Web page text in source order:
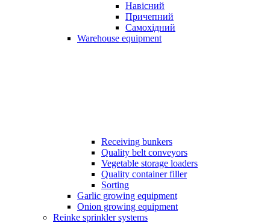
Навісний
Причепний
Самохідний
Warehouse equipment
Receiving bunkers
Quality belt conveyors
Vegetable storage loaders
Quality container filler
Sorting
Garlic growing equipment
Onion growing equipment
Reinke sprinkler systems